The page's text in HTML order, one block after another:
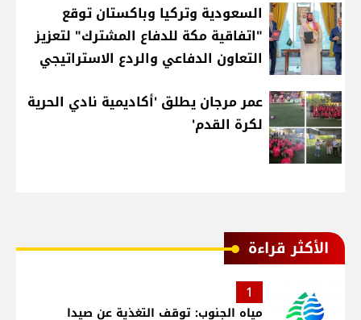
السعودية وتركيا وباكستان توقع
"اتفاقية مكة للدفاع المشترك" لتعزيز
التعاون الدفاعي والردع الاستراتيجي
عمر مرجان يطلق 'أكاديمية نادي الحرية
لكرة القدم'
الأكثر قراءة
1
مياه الجنوب: توقف التغذية عن صيدا